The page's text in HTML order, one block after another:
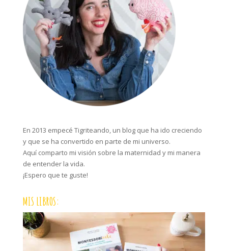
En 2013 empecé Tigriteando, un blog que ha ido creciendo
y que se ha convertido en parte de mi universo.
Aquí comparto mi visión sobre la maternidad y mi manera
de entender la vida.
¡Espero que te guste!
MIS LIBROS: